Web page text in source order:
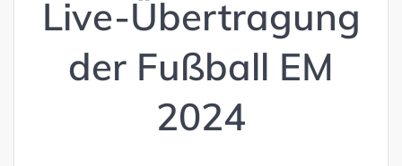
Live-Übertragung
der Fußball EM
2024